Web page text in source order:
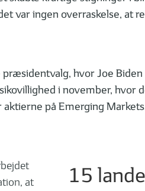
var ingen overraskelse, at
hvor Joe
i november, hvor
på Emerging
at
15